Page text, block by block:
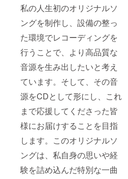
私の人生初のオリジナルソ
ングを制作し、設備の整っ
た環境でレコーディングを
行うことで、より高品質な
音源を生み出したいと考え
ています。そして、その音
源をCDとして形にし、これ
まで応援してくださった皆
様にお届けすることを目指
します。このオリジナルソ
ングは、私自身の思いや経
験を詰め込んだ特別な一曲